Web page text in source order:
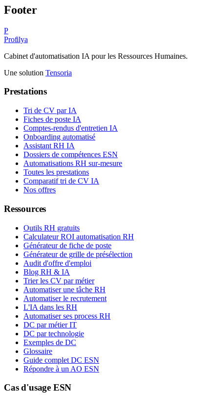
Footer
P
Profilya
Cabinet d'automatisation IA pour les Ressources Humaines.
Une solution Tensoria
Prestations
Tri de CV par IA
Fiches de poste IA
Comptes-rendus d'entretien IA
Onboarding automatisé
Assistant RH IA
Dossiers de compétences ESN
Automatisations RH sur-mesure
Toutes les prestations
Comparatif tri de CV IA
Nos offres
Ressources
Outils RH gratuits
Calculateur ROI automatisation RH
Générateur de fiche de poste
Générateur de grille de présélection
Audit d'offre d'emploi
Blog RH & IA
Trier les CV par métier
Automatiser une tâche RH
Automatiser le recrutement
L'IA dans les RH
Automatiser ses process RH
DC par métier IT
DC par technologie
Exemples de DC
Glossaire
Guide complet DC ESN
Répondre à un AO ESN
Cas d'usage ESN